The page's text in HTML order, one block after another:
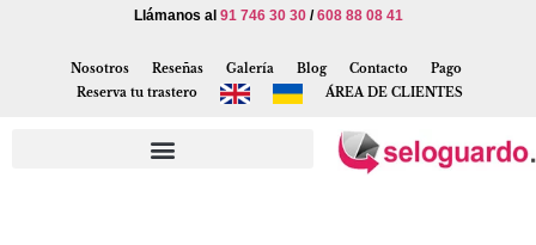
Llámanos al 91 746 30 30/608 88 08 41
Nosotros Reseñas Galería Blog Contacto
Pago
Reserva tu trastero
ÁREA DE CLIENTES